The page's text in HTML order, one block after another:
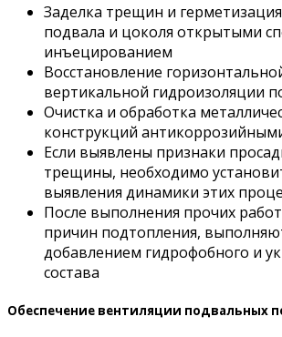
Заделка трещин и
подвала и цоколя открытыми
инъецированием
Восстановление
вертикальной гидроизоляции
Очистка и обработка
конструкций
Если выявлены признаки
трещины, необходимо
выявления динамики этих
После выполнения прочих
причин подтопления,
добавлением гидрофобного и
состава
Обеспечение вентиляции подвальных